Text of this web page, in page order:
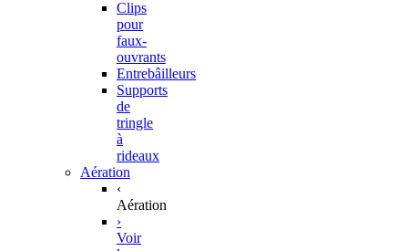
Clips
pour
faux-
ouvrants
Entrebâilleurs
Supports
de
tringle
à
rideaux
Aération
‹
Aération
›
Voir